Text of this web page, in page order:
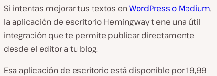
Si intentas mejorar tus textos enWordPress o Medium,
la aplicación de escritorio Hemingway tiene una útil
integración que te permite publicar directamente
desde el editor a tu blog.
Esa aplicación de escritorio está disponible por 19,99